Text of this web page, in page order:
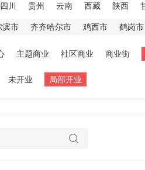
四川 贵州 云南 西藏 陕西
滨市 齐齐哈尔市 鸡西市 鹤岗市
主题商业 社区商业 商业街
未开业 局部开业